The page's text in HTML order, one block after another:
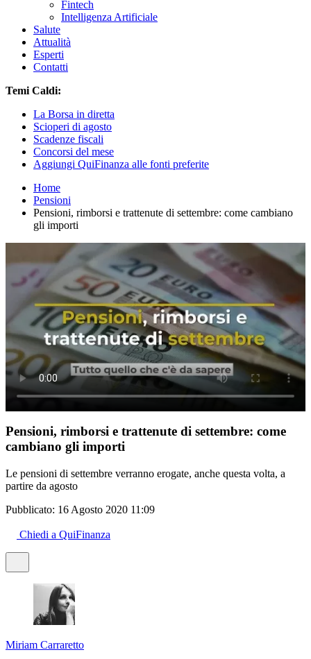
Fintech
Intelligenza Artificiale
Salute
Attualità
Esperti
Contatti
Temi Caldi:
La Borsa in diretta
Scioperi di agosto
Scadenze fiscali
Concorsi del mese
Aggiungi QuiFinanza alle fonti preferite
Home
Pensioni
Pensioni, rimborsi e trattenute di settembre: come cambiano
gli importi
Pensioni, rimborsi e trattenute di settembre: come
cambiano gli importi
Le pensioni di settembre verranno erogate, anche questa volta, a
partire da agosto
Pubblicato: 16 Agosto 2020 11:09
Chiedi a QuiFinanza
Miriam Carraretto